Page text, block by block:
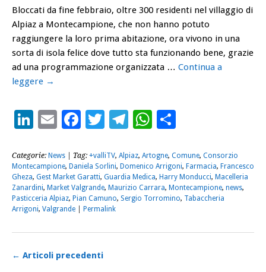
Bloccati da fine febbraio, oltre 300 residenti nel villaggio di
Alpiaz a Montecampione, che non hanno potuto
raggiungere la loro prima abitazione, ora vivono in una
sorta di isola felice dove tutto sta funzionando bene, grazie
ad una programmazione organizzata … Continua a
leggere →
LinkedIn
EmailFacebook
Twitter
Telegram
WhatsApp
Categorie: News | Tag: +valliTV, Alpiaz, Artogne, Comune, Consorzio
Montecampione, Daniela Sorlini, Domenico Arrigoni, Farmacia, Francesco
Gheza, Gest Market Garatti, Guardia Medica, Harry Monducci, Macelleria
Zanardini, Market Valgrande, Maurizio Carrara, Montecampione, news,
Pasticceria Alpiaz, Pian Camuno, Sergio Torromino, Tabaccheria
Arrigoni, Valgrande Permalink
← Articoli precedenti